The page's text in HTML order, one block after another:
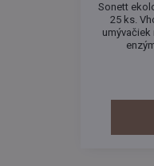
Sonett
25 ks.